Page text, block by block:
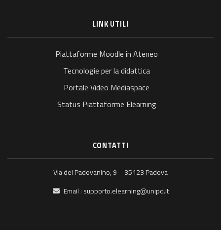
LINK UTILI
Piattaforme Moodle in Ateneo
Tecnologie per la didattica
Portale Video Mediaspace
Status Piattaforme Elearning
CONTATTI
Via del Padovanino, 9 – 35123 Padova
Email : supporto.elearning@unipd.it